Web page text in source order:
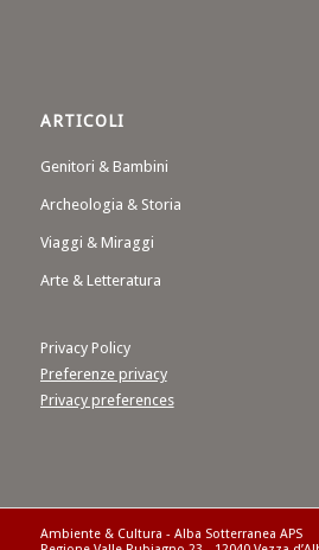
ARTICOLI
Genitori & Bambini
Archeologia & Storia
Viaggi & Miraggi
Arte & Letteratura
Privacy Policy
Preferenze privacy
Privacy preferences
Ambiente & Cultura - Alba Sotterranea APS